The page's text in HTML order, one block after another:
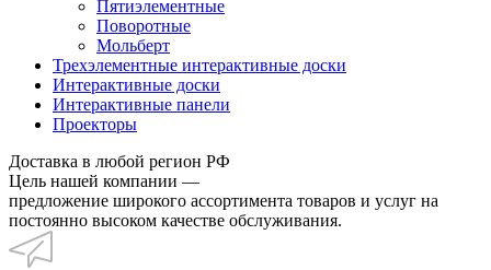
Пятиэлементные
Поворотные
Мольберт
Трехэлементные интерактивные доски
Интерактивные доски
Интерактивные панели
Проекторы
Доставка в любой регион РФ
Цель нашей компании —
предложение широкого ассортимента товаров и услуг на
постоянно высоком качестве обслуживания.